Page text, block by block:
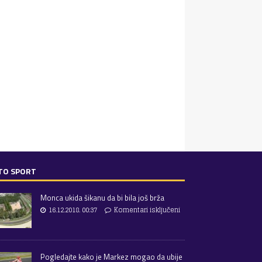
SPORT
Monca ukida šikanu da bi bila još brža
16.12.2018. 00:37
Komentari isključeni
Pogledajte kako je Markez mogao da ubije